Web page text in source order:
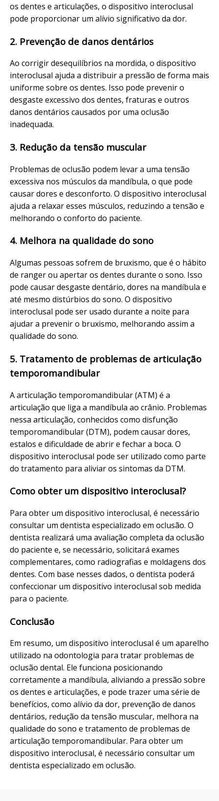
os dentes e articulações, o dispositivo interoclusal
pode proporcionar um alívio significativo da dor.
2. Prevenção de danos dentários
Ao corrigir desequilíbrios na mordida, o dispositivo
interoclusal ajuda a distribuir a pressão de forma mais
uniforme sobre os dentes. Isso pode prevenir o
desgaste excessivo dos dentes, fraturas e outros
danos dentários causados por uma oclusão
inadequada.
3. Redução da tensão muscular
Problemas de oclusão podem levar a uma tensão
excessiva nos músculos da mandíbula, o que pode
causar dores e desconforto. O dispositivo interoclusal
ajuda a relaxar esses músculos, reduzindo a tensão e
melhorando o conforto do paciente.
4. Melhora na qualidade do sono
Algumas pessoas sofrem de bruxismo, que é o hábito
de ranger ou apertar os dentes durante o sono. Isso
pode causar desgaste dentário, dores na mandíbula e
até mesmo distúrbios do sono. O dispositivo
interoclusal pode ser usado durante a noite para
ajudar a prevenir o bruxismo, melhorando assim a
qualidade do sono.
5. Tratamento de problemas de articulação
temporomandibular
A articulação temporomandibular (ATM) é a
articulação que liga a mandíbula ao crânio. Problemas
nessa articulação, conhecidos como disfunção
temporomandibular (DTM), podem causar dores,
estalos e dificuldade de abrir e fechar a boca. O
dispositivo interoclusal pode ser utilizado como parte
do tratamento para aliviar os sintomas da DTM.
Como obter um dispositivo interoclusal?
Para obter um dispositivo interoclusal, é necessário
consultar um dentista especializado em oclusão. O
dentista realizará uma avaliação completa da oclusão
do paciente e, se necessário, solicitará exames
complementares, como radiografias e moldagens dos
dentes. Com base nesses dados, o dentista poderá
confeccionar um dispositivo interoclusal sob medida
para o paciente.
Conclusão
Em resumo, um dispositivo interoclusal é um aparelho
utilizado na odontologia para tratar problemas de
oclusão dental. Ele funciona posicionando
corretamente a mandíbula, aliviando a pressão sobre
os dentes e articulações, e pode trazer uma série de
benefícios, como alívio da dor, prevenção de danos
dentários, redução da tensão muscular, melhora na
qualidade do sono e tratamento de problemas de
articulação temporomandibular. Para obter um
dispositivo interoclusal, é necessário consultar um
dentista especializado em oclusão.